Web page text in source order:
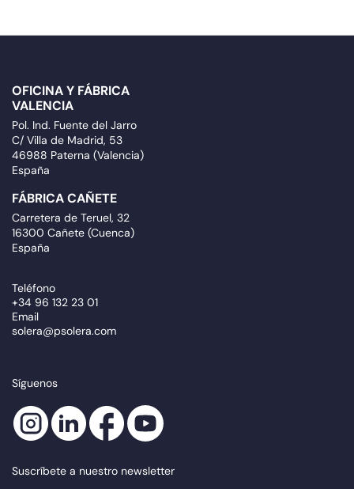
OFICINA Y FÁBRICA
VALENCIA
Pol. Ind. Fuente del Jarro
C/ Villa de Madrid, 53
46988 Paterna (Valencia)
España
FÁBRICA CAÑETE
Carretera de Teruel, 32
16300 Cañete (Cuenca)
España
Teléfono
+34 96 132 23 01
Email
solera@psolera.com
Síguenos
Suscríbete a nuestro newsletter